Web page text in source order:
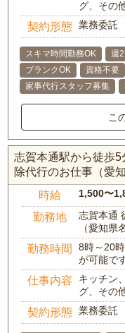
グ、その
契約形態 業務委託
スキマ時間勤務OK 週
ブランクOK
資格不要
家事代行スタッフ募集
こ
志賀本通駅から徒歩
除代行のお仕事（愛
時給 1,500〜
勤務地
志賀本通
（愛知県
勤務時間
8時～20
が可能で
仕事内容
キッチン
グ、その
契約形態 業務委託